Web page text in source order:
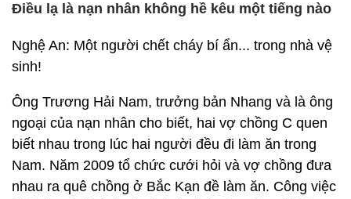
Điều lạ là nạn nhân không hề kêu một tiếng nào
Nghệ An: Một người chết cháy bí ẩn... trong nhà vệ
sinh!
Ông Trương Hải Nam, trưởng bản Nhang và là ông
ngoại của nạn nhân cho biết, hai vợ chồng C quen
biết nhau trong lúc hai người đều đi làm ăn trong
Nam. Năm 2009 tổ chức cưới hỏi và vợ chồng đưa
nhau ra quê chồng ở Bắc Kạn đề làm ăn. Công việc